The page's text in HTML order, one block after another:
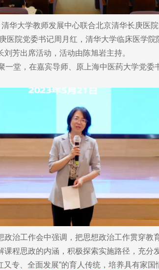
华大学教师发展中心联合北京清华长庚医
医院党委书记周月红，清华大学临床医学
芳出席活动，活动由陈旭岩主持。
，在嘉宾导师、原上海中医药大学党委
工作会中强调，把思想政治工作贯穿教
程思政的内涵，积极探索实施路径，充
专、全面发展”的育人传统，培养具有家国